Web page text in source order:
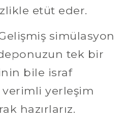
etüt eder.
simülasyon
deponuzun tek bir
bile israf
yerleşim
hazırlarız.